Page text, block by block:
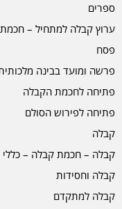
ספרים
ערוץ קבלה למתחיל –
פסח
פרשה ומועד בבינה
פתיחה לחכמת הקבלה
פתיחה לפירוש הסולם
קבלה
קבלה – חכמת קבלה – כללי
קבלה וחסידות
קבלה למתקדם